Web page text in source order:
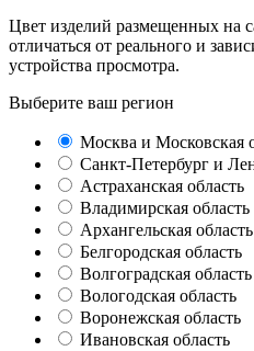
Цвет изделий размещенных на
отличаться от реального и
устройства просмотра.
Выберите ваш регион
Москва и Московская
Санкт-Петербург и
Астраханская область
Владимирская область
Архангельская область
Белгородская область
Волгоградская область
Вологодская область
Воронежская область
Ивановская область